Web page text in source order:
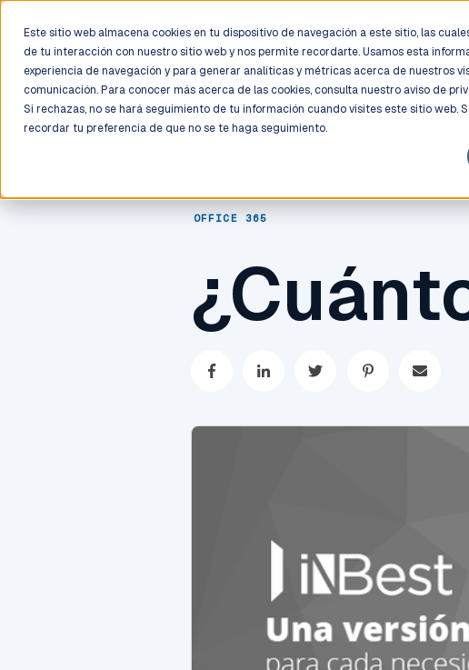
Este sitio web almacena cookies en tu dispositivo de navegación a este sitio, las
de tu interacción con nuestro sitio web y nos permite recordarte. Usamos esta
experiencia de navegación y para generar analíticas y métricas acerca de nuestros
comunicación. Para conocer más acerca de las cookies, consulta nuestro aviso de
Si rechazas, no se hará seguimiento de tu información cuando visites este sitio web.
recordar tu preferencia de que no se te haga seguimiento.
Process
OFFICE 365